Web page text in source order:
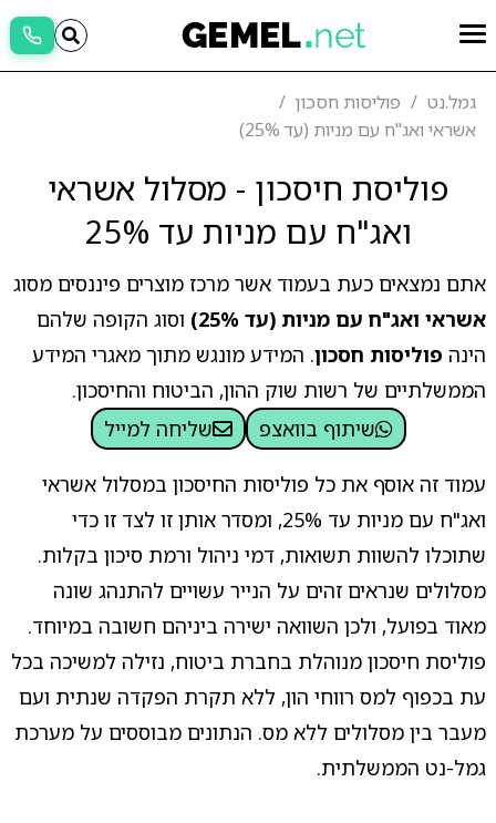
גמל.נט
פוליסות חסכון
אשראי ואג"ח עם מניות (עד 25%)
פוליסת חיסכון - מסלול אשראי
ואג"ח עם מניות עד 25%
אתם נמצאים כעת בעמוד אשר מרכז מוצרים פיננסים מסוג
אשראי ואג"ח עם מניות (עד 25%)
וסוג הקופה שלהם
הינה פוליסות חסכון. המידע מונגש מתוך מאגרי המידע
הממשלתיים של רשות שוק ההון, הביטוח והחיסכון.
שיתוף בוואצפ
שליחה למייל
עמוד זה אוסף את כל פוליסות החיסכון במסלול אשראי
ואג"ח עם מניות עד 25%, ומסדר אותן זו לצד זו כדי
שתוכלו להשוות תשואות, דמי ניהול ורמת סיכון בקלות.
מסלולים שנראים זהים על הנייר עשויים להתנהג שונה
מאוד בפועל, ולכן השוואה ישירה ביניהם חשובה במיוחד.
פוליסת חיסכון מנוהלת בחברת ביטוח, נזילה למשיכה בכל
עת בכפוף למס רווחי הון, ללא תקרת הפקדה שנתית ועם
מעבר בין מסלולים ללא מס. הנתונים מבוססים על מערכת
גמל-נט הממשלתית.